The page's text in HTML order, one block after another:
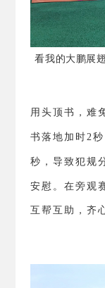
看我的大鹏展
用头顶书，难
书落地加时 2
秒，导致犯规
安慰。 在旁观
互帮互助，齐